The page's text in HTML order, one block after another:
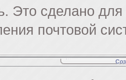
Это сделано для
почтовой